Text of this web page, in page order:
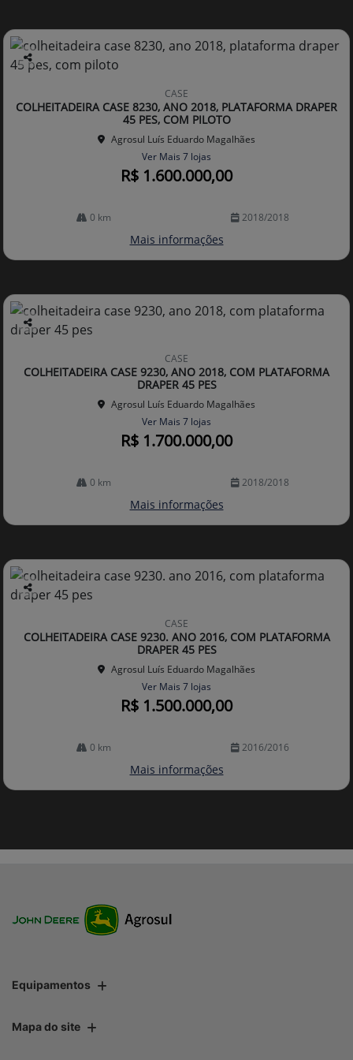
Co
arti
lhe
CASE
COLHEITADEIRA CASE 8230, ANO 2018, PLATAFORMA DRAPER
45 PES, COM PILOTO
Agrosul Luís Eduardo Magalhães
Ver Mais 7 lojas
R$ 1.600.000,00
0 km 2018/2018
Mais informações
Co
arti
lhe
CASE
COLHEITADEIRA CASE 9230, ANO 2018, COM PLATAFORMA
DRAPER 45 PES
Agrosul Luís Eduardo Magalhães
Ver Mais 7 lojas
R$ 1.700.000,00
0 km 2018/2018
Mais informações
Co
arti
lhe
CASE
COLHEITADEIRA CASE 9230. ANO 2016, COM PLATAFORMA
DRAPER 45 PES
Agrosul Luís Eduardo Magalhães
Ver Mais 7 lojas
R$ 1.500.000,00
0 km 2016/2016
Mais informações
Equipamentos
Mapa do site